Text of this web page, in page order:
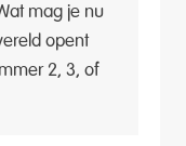
mag je nu
opent
2, 3, of